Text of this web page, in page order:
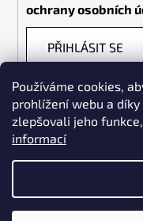
Používáme cookies,
prohlížení webu a
zlepšovali jeho
informací
ochrany osobních
PŘIHLÁSIT SE